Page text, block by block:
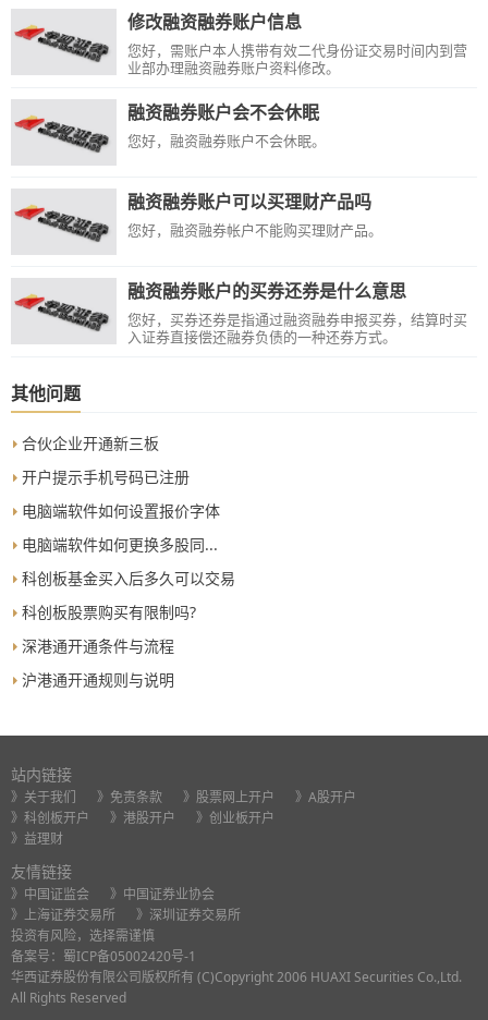
请您在账户激活后再转入担保品，避免后续无法转出和
卖出的情况。
修改融资融券账户信息
您好，需账户本人携带有效二代身份证交易时间内到营
业部办理融资融券账户资料修改。
融资融券账户会不会休眠
您好，融资融券账户不会休眠。
融资融券账户可以买理财产品吗
您好，融资融券帐户不能购买理财产品。
融资融券账户的买券还券是什么意思
您好，买券还券是指通过融资融券申报买券，结算时买
入证券直接偿还融券负债的一种还券方式。
其他问题
合伙企业开通新三板
开户提示手机号码已注册
电脑端软件如何设置报价字体
电脑端软件如何更换多股同...
科创板基金买入后多久可以交易
科创板股票购买有限制吗?
深港通开通条件与流程
沪港通开通规则与说明
站内链接
》关于我们 》免责条款 》股票网上开户
》A股开户
》科创板开户
》港股开户
》创业板开户
》益理财
友情链接
》中国证监会
》中国证券业协会
》上海证券交易所
》深圳证券交易所
投资有风险，选择需谨慎
备案号： 蜀ICP备05002420号-1
华西证券股份有限公司版权所有 (C)Copyright 2006 HUAXI Securities Co.,Ltd.
All Rights Reserved